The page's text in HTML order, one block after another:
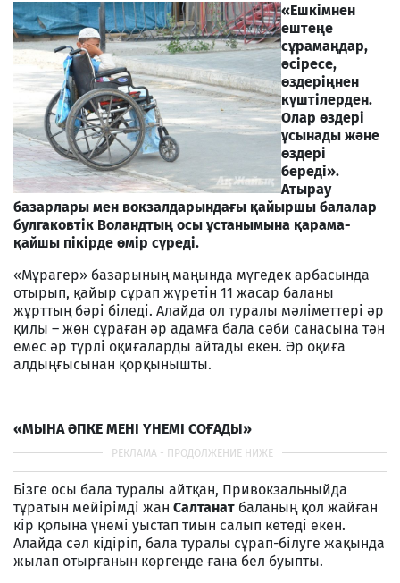
«Ешкімнен
ештеңе
сұрамаңдар,
әсіресе,
өздеріңнен
күштілерден.
Олар өздері
ұсынады және
өздері
береді».
Атырау
базарлары мен вокзалдарындағы қайыршы балалар
булгаковтік Воландтың осы ұстанымына қарама-
қайшы пікірде өмір сүреді.
«Мұрагер» базарының маңында мүгедек арбасында
отырып, қайыр сұрап жүретін 11 жасар баланы
жұрттың бәрі біледі. Алайда ол туралы мәліметтері әр
қилы – жөн сұраған әр адамға бала сәби санасына тән
емес әр түрлі оқиғаларды айтады екен. Әр оқиға
алдыңғысынан қорқынышты.
«МЫНА ӘПКЕ МЕНІ ҮНЕМІ СОҒАДЫ»
Бізге осы бала туралы айтқан, Привокзальныйда
тұратын мейірімді жан Салтанат баланың қол жайған
кір қолына үнемі уыстап тиын салып кетеді екен.
Алайда сәл кідіріп, бала туралы сұрап-білуге жақында
жылап отырғанын көргенде ғана бел буыпты.